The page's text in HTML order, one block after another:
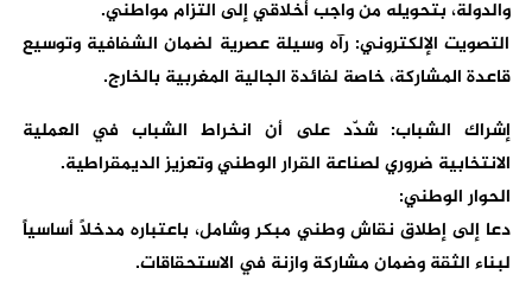
والدولة، بتحويله من واجب أخلاقي إلى التزام مواطني.
التصويت الإلكتروني: رآه وسيلة عصرية لضمان الشفافية وتوسيع
قاعدة المشاركة، خاصة لفائدة الجالية المغربية بالخارج.
إشراك الشباب: شدّد على أن انخراط الشباب في العملية
الانتخابية ضروري لصناعة القرار الوطني وتعزيز الديمقراطية.
الحوار الوطني:
دعا إلى إطلاق نقاش وطني مبكر وشامل، باعتباره مدخلاً أساسياً
لبناء الثقة وضمان مشاركة وازنة في الاستحقاقات.